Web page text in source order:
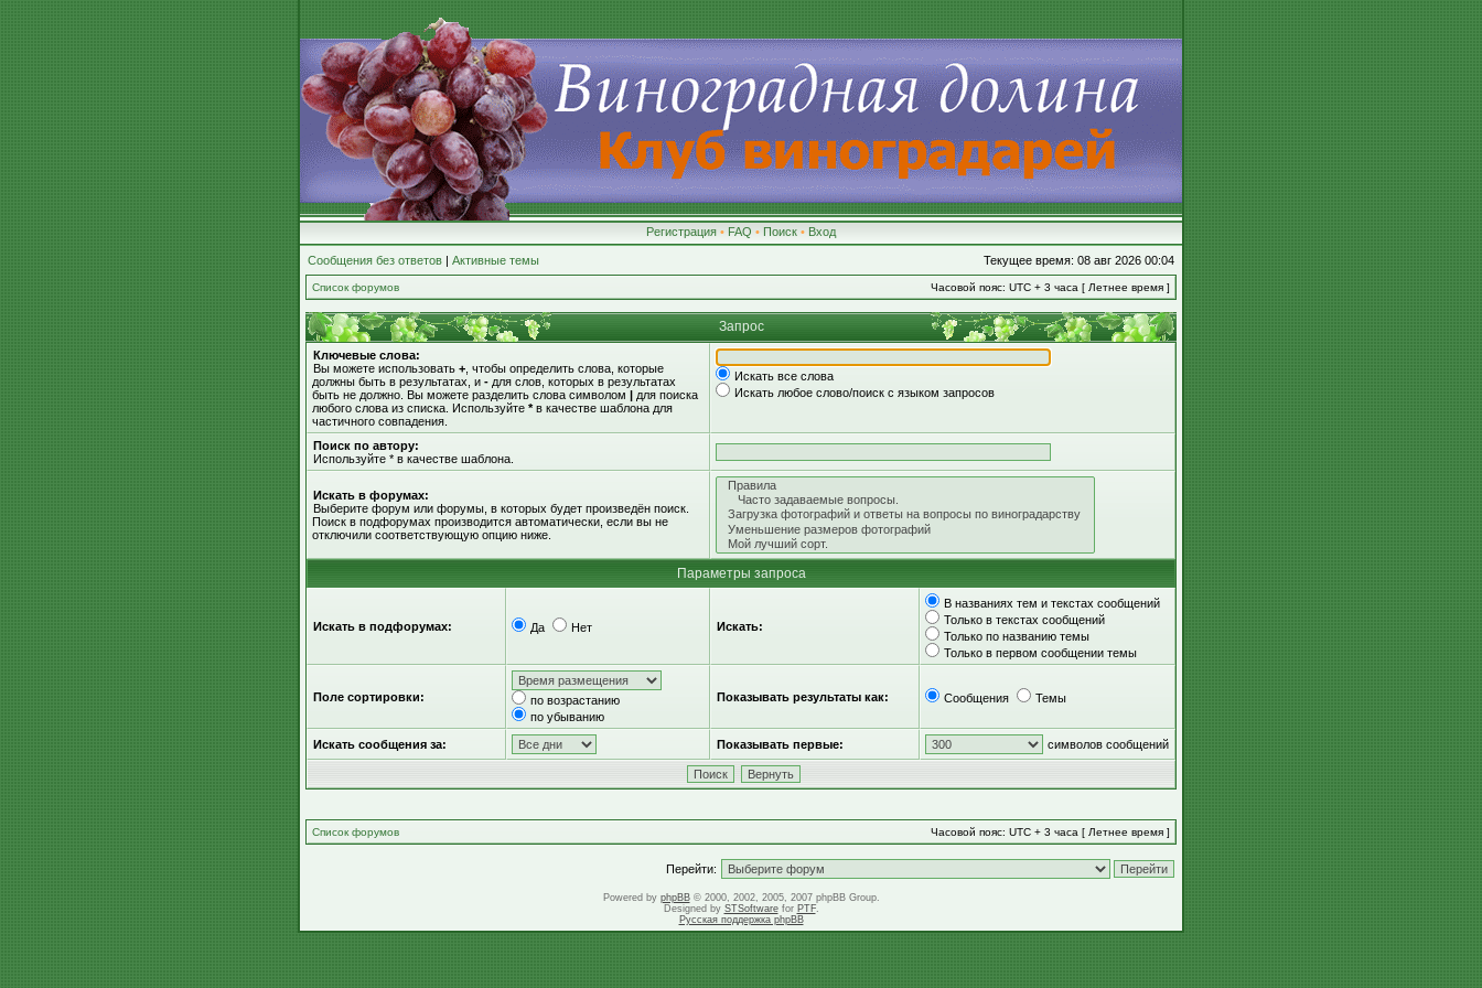
Регистрация • FAQ • Поиск • Вход
Сообщения без ответов | Активные темы Текущее время: 08 авг 2026 00:04
Список форумов Часовой пояс: UTC + 3 часа [ Летнее время ]
Запрос
Ключевые слова:
Вы можете использовать + , чтобы определить слова, которые
должны быть в результатах, и - для слов, которых в результатах
быть не должно. Вы можете разделить слова символом | для поиска
любого слова из списка. Используйте *в качестве шаблона для
частичного совпадения.
Искать все слова
Искать любое слово/поиск с языком запросов
Поиск по автору:
Используйте * в качестве шаблона.
Искать в форумах:
Выберите форум или форумы, в которых будет произведён поиск.
Поиск в подфорумах производится автоматически, если вы не
отключили соответствующую опцию ниже.
Параметры запроса
Искать в подфорумах: Да Нет Искать:
В названиях тем и текстах сообщений
Только в текстах сообщений
Только по названию темы
Только в первом сообщении темы
Поле сортировки:
по возрастанию
по убыванию
Показывать результаты как: Сообщения Темы
Искать сообщения за: Показывать первые: символов сообщений
Список форумов Часовой пояс: UTC + 3 часа [ Летнее время ]
Перейти:
Powered by phpBB© 2000, 2002, 2005, 2007 phpBB Group.
Designed by STSoftwarefor PTF.
Русская поддержка phpBB